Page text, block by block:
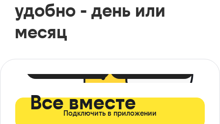
удобно - день или
месяц
Все вместе
Подключить в приложении